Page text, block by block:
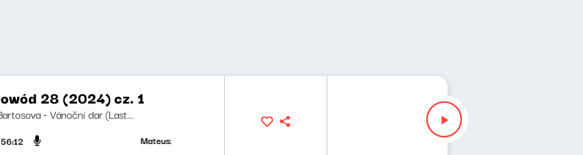
28 (2024) cz. 1
- Vánoční dar (Last...
56:12 Mateusz Andruszkiewicz, Marcin Mann, Zuzanna Iłenda